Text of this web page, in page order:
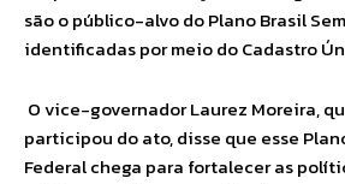
são o público-alvo do Plano Brasil
identificadas por meio do Cadastro
O vice-governador Laurez Moreira,
participou do ato, disse que esse
Federal chega para fortalecer as